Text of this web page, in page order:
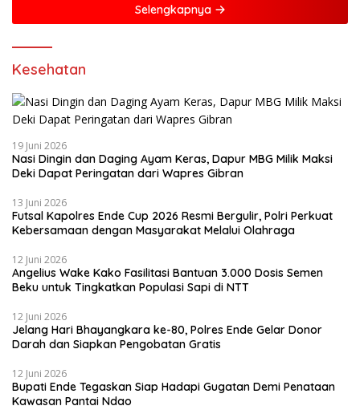
Selengkapnya
Kesehatan
19 Juni 2026
Nasi Dingin dan Daging Ayam Keras, Dapur MBG Milik Maksi
Deki Dapat Peringatan dari Wapres Gibran
13 Juni 2026
Futsal Kapolres Ende Cup 2026 Resmi Bergulir, Polri Perkuat
Kebersamaan dengan Masyarakat Melalui Olahraga
12 Juni 2026
Angelius Wake Kako Fasilitasi Bantuan 3.000 Dosis Semen
Beku untuk Tingkatkan Populasi Sapi di NTT
12 Juni 2026
Jelang Hari Bhayangkara ke-80, Polres Ende Gelar Donor
Darah dan Siapkan Pengobatan Gratis
12 Juni 2026
Bupati Ende Tegaskan Siap Hadapi Gugatan Demi Penataan
Kawasan Pantai Ndao